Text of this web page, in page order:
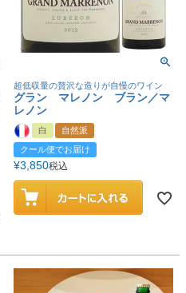
超低収量の贅沢な造りが自慢のワイン
グラン マレノン ブラン／マ
レノン
白
自然派
クール便でお届け
¥3,850税込